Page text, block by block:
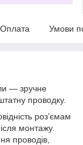
Оплата Умови
— зручне
проводку.
роз’ємам
монтажу.
проводів,